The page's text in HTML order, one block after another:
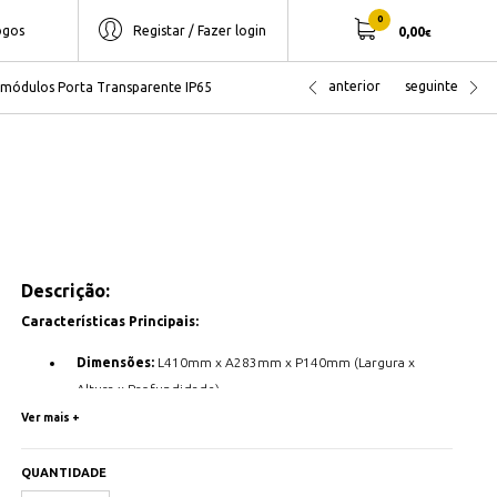
Registar / Fazer login
0
0,00€
Porta Transparente IP65 anterior seguinte
Descrição:
Características Principais:
Dimensões:L410mm x A283mm x P140mm (Largura x
Altura x Profundidade)
Número de Módulos:
Ver mais +
QUANTIDADE